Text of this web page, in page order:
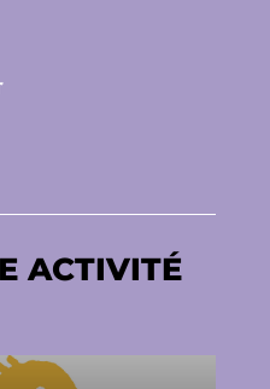
ACTIVITÉ